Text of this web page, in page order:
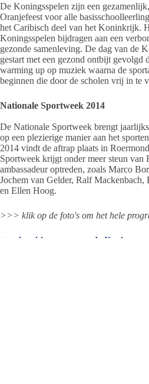
De Koningsspelen zijn een
Oranjefeest voor alle
het Caribisch deel van het Koninkrijk.
Koningsspelen bijdragen aan een
gezonde samenleving. De dag van de
gestart met een gezond ontbijt gevolgd
warming up op muziek waarna de
beginnen die door de scholen vrij in te
Nationale Sportweek 2014
De Nationale Sportweek brengt jaarlijks
op een plezierige manier aan het
2014 vindt de aftrap plaats in
Sportweek krijgt onder meer steun van
ambassadeur optreden, zoals Marco
Jochem van Gelder, Ralf
en Ellen Hoog.
>>> klik op de foto's om het hele
>>> lees hier meer over de